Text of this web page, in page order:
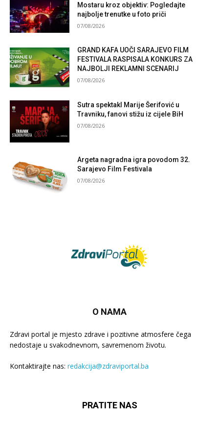
Mostaru kroz objektiv: Pogledajte
najbolje trenutke u foto priči
07/08/2026
GRAND KAFA UOČI SARAJEVO FILM
FESTIVALA RASPISALA KONKURS ZA
NAJBOLJI REKLAMNI SCENARIJ
07/08/2026
Sutra spektakl Marije Šerifović u
Travniku, fanovi stižu iz cijele BiH
07/08/2026
Argeta nagradna igra povodom 32.
Sarajevo Film Festivala
07/08/2026
O NAMA
Zdravi portal je mjesto zdrave i pozitivne atmosfere čega
nedostaje u svakodnevnom, savremenom životu.
Kontaktirajte nas: redakcija@zdraviportal.ba
PRATITE NAS